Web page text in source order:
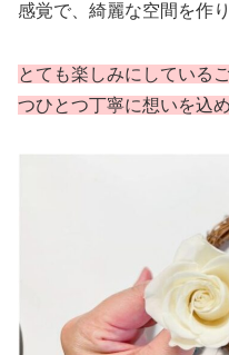
感覚で、綺麗な空間を作
とても楽しみにしている
つひとつ丁寧に想いを込